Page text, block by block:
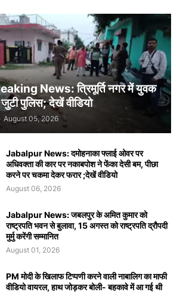
News: त्रिमूर्ति नगर में युवक
पुलिस; देखें वीडियो
August 05, 2026
Jabalpur News: दमोहनाका फ्लाई ओवर पर
अधिवक्ता की कार पर नकाबपोश ने फेंका देसी बम, पीछा
करने पर चकमा देकर फरार ;देखें वीडियो
August 06, 2026
Jabalpur News: जबलपुर के अमित कुमार को
राष्ट्रपति भवन से बुलावा, 15 अगस्त को राष्ट्रपति द्रौपदी
मुर्मु करेंगी सम्मानित
August 01, 2026
PM मोदी के खिलाफ टिप्पणी करने वाली नाबालिग का माफी
वीडियो वायरल, हाथ जोड़कर बोली- बहकावे में आ गई थी